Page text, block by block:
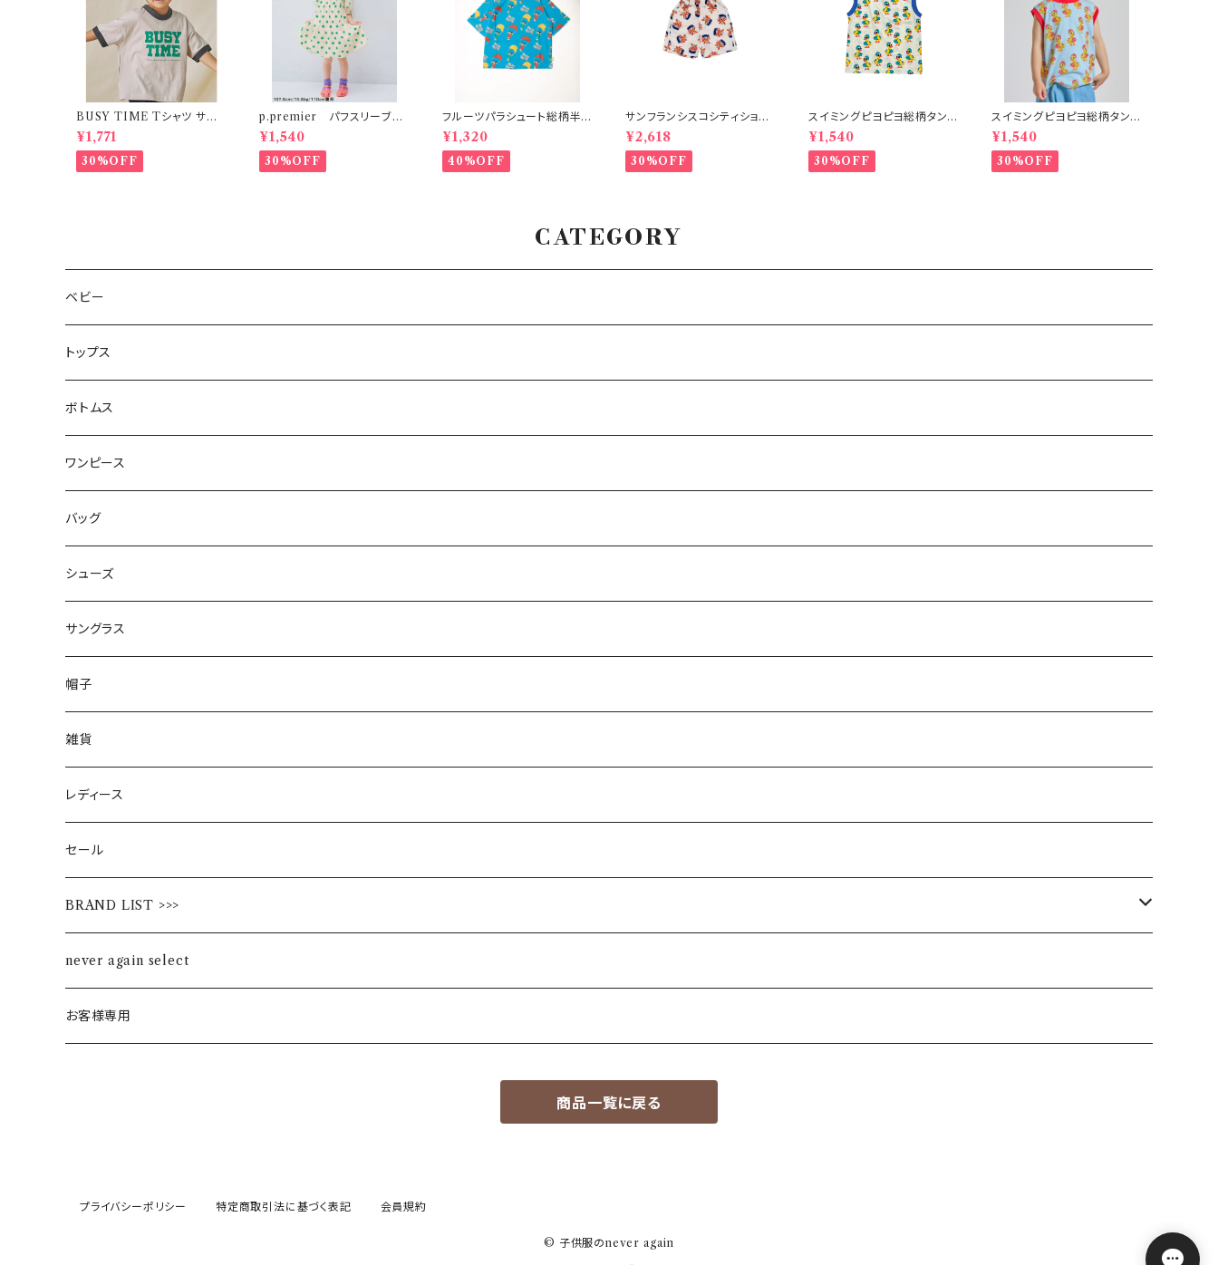
BUSY TIME Tシャツ サン
ド S-XL
¥1,771
30%OFF
p.premier パフスリーブワ
ンピース ドット柄
¥1,540
30%OFF
フルーツパラシュート総柄半
袖Tシャツ ブルー
¥1,320
40%OFF
サンフランシスコシティショー
ツ オフホワイト 150-160
¥2,618
30%OFF
スイミングピヨピヨ総柄タンク
トップ アイボリー
¥1,540
30%OFF
スイミングピヨピヨ総柄タンク
トップ サックス
¥1,540
30%OFF
CATEGORY
ベビー
トップス
ボトムス
ワンピース
バッグ
シューズ
サングラス
帽子
雑貨
レディース
セール
BRAND LIST >>>
ALL STAR
Alohaloha
never again select
お客様専用
商品一覧に戻る
プライバシーポリシー 特定商取引法に基づく表記 会員規約
© 子供服のnever again